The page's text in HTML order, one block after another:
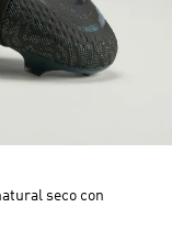
seco con